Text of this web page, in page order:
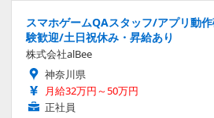
スマホゲームQAスタッフ/アプリ動
験歓迎/土日祝休み・昇給あり
株式会社alBee
神奈川県
月給32万円～50万円
正社員